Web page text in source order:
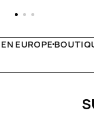
WATERLOO